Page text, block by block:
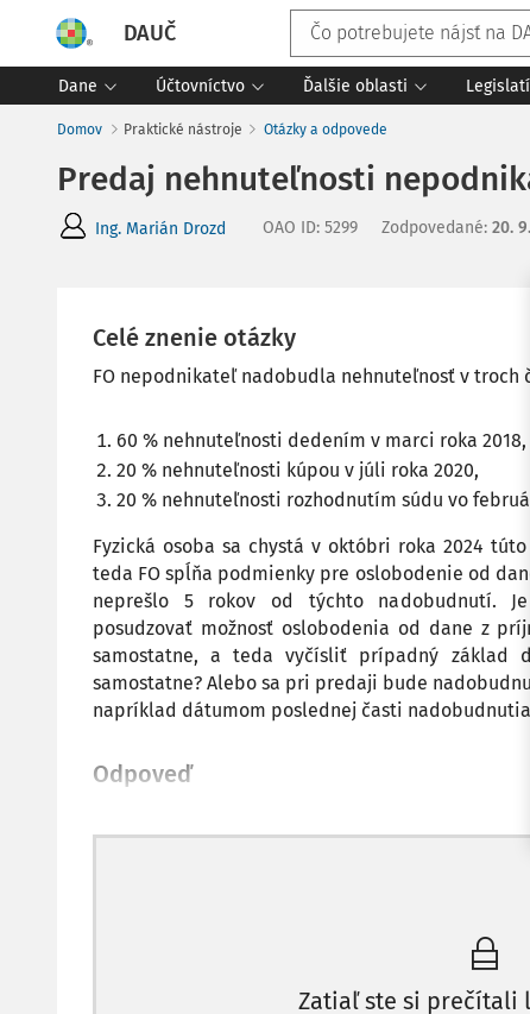
DAUČ
Dane Účtovníctvo Ďalšie oblasti
Domov Praktické nástroje Otázky a odpovede
Predaj nehnuteľnosti
Ing. Marián Drozd OAO ID: 5299 Zodpovedané: 20.
Celé znenie otázky
FO nepodnikateľ nadobudla nehnuteľnosť v troch
60 % nehnuteľnosti dedením v marci roka 2018,
20 % nehnuteľnosti kúpou v júli roka 2020,
20 % nehnuteľnosti rozhodnutím súdu vo
Fyzická osoba sa chystá v októbri roka 2024
teda FO spĺňa podmienky pre oslobodenie od
neprešlo 5 rokov od týchto nadobudnutí.
posudzovať možnosť oslobodenia od dane z
samostatne, a teda vyčísliť prípadný základ
samostatne? Alebo sa pri predaji bude
napríklad dátumom poslednej časti
Odpoveď
Zatiaľ ste si prečítali